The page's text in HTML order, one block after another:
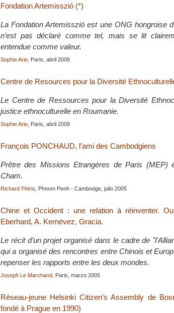
Fondation Artemisszió (*)
La Fondation Artemisszió est une ONG hongroise
n’est pas déclaré comme tel, mais se lit
entendue comme valeur.
Sophie Arie , Paris, abril 2008
Centre de Resources pour la Diversité
Le Centre de Ressources pour la Diversité
justice ethnoculturelle en Roumanie.
Sophie Arie , Paris, abril 2008
François PONCHAUD, l’ami des Cambodgiens
Prêtre des Missions Etrangères de Paris (MEP)
Cham.
Richard Pétris , Phnom Penh - Cambodge, julio 2005
Chine et Occident : une relation à réinventer.
Eberhard, A. Kernévez, Gracia.
Le récit d’un projet organisé dans le cadre de
qui a organisé des rencontres entre Chinois et
repenser les rapports entre les deux mondes.
Joseph Le Marchand , Paris, marzo 2005
Réseau-jeune Helsinki Citizen’s Assembly de
fondé à Prague en 1990)